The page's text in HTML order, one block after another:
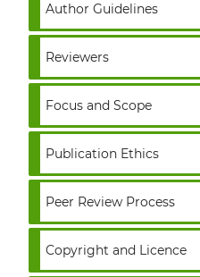
Author Guidelines
Reviewers
Focus and Scope
Publication Ethics
Peer Review Process
Copyright and Licence